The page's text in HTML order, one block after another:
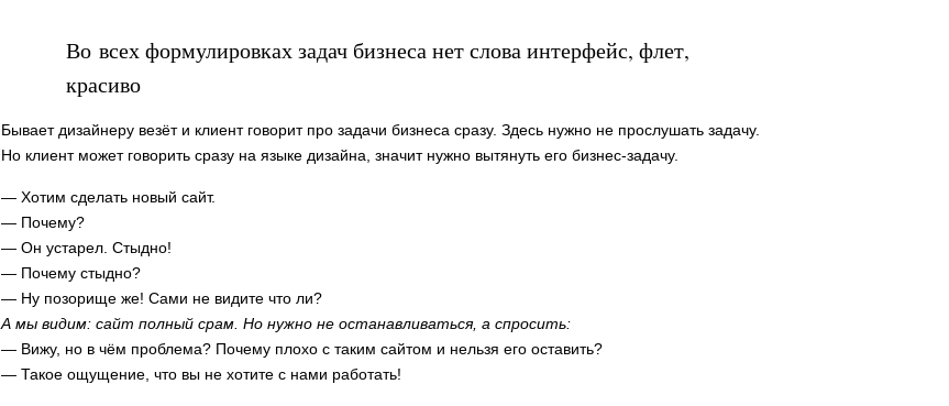
Во всех формулировках задач бизнеса нет слова интерфейс, флет,
красиво
Бывает дизайнеру везёт и клиент говорит про задачи бизнеса сразу. Здесь нужно не прослушать задачу.
Но клиент может говорить сразу на языке дизайна, значит нужно вытянуть его бизнес-задачу.
— Хотим сделать новый сайт.
— Почему?
— Он устарел. Стыдно!
— Почему стыдно?
— Ну позорище же! Сами не видите что ли?
А мы видим: сайт полный срам. Но нужно не останавливаться, а спросить:
— Вижу, но в чём проблема? Почему плохо с таким сайтом и нельзя его оставить?
— Такое ощущение, что вы не хотите с нами работать!